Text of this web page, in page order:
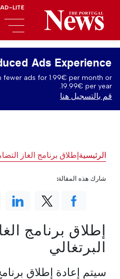
AD-LITE
Ads Experience
fewer ads for 1.99€ per month or
19.99€ per year.
قم بالتسجيل هنا
الرئيسيةإطلاق برنامج الغاز
إطلاق برنامج
البرتغالي
سيتم إعادة إطلاق
شارك هذه المقالة: